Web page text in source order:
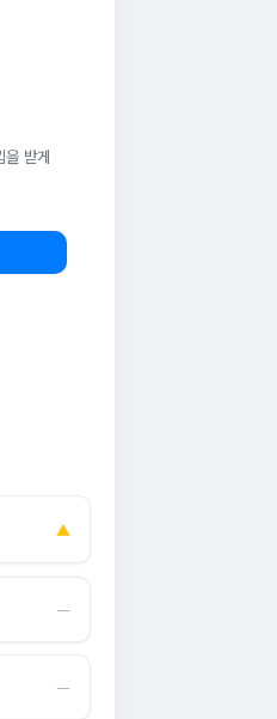
받게
▲
―
―